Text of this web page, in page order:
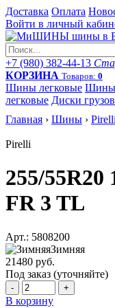
Доставка Оплата
Войти в личный
+7 (980) 382-44-13
КОРЗИНА Товаров: 0
Шины легковые Шины
легковые Диски
Главная › Шины › Pirelli
Pirelli
255/55R20
FR 3 TL
Арт.: 5808200
Зимняя
21480 руб.
Под заказ (уточняйте)
- +
В корзину